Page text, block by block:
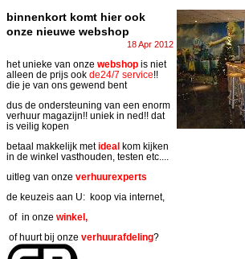
binnenkort komt hier ook
onze nieuwe webshop
18 Apr 2012
het unieke van onze webshop is niet
alleen de prijs ook de24/7 service!!
die je van ons gewend bent
dus de ondersteuning van een enorm
verhuur magazijn!! uniek in ned!! dat
is veilig kopen
betaal makkelijk metideal kom kijken
in de winkel vasthouden, testen etc....
uitleg van onze verhuurexperts
de keuzeis aan U: koop via internet,
of in onze winkel,
of huurt bij onze verhuurafdeling?